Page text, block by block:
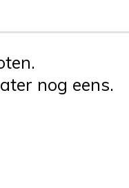
nog eens.